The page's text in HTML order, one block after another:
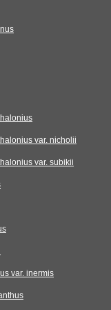
var. nicholii
var. subikii
var. inermis